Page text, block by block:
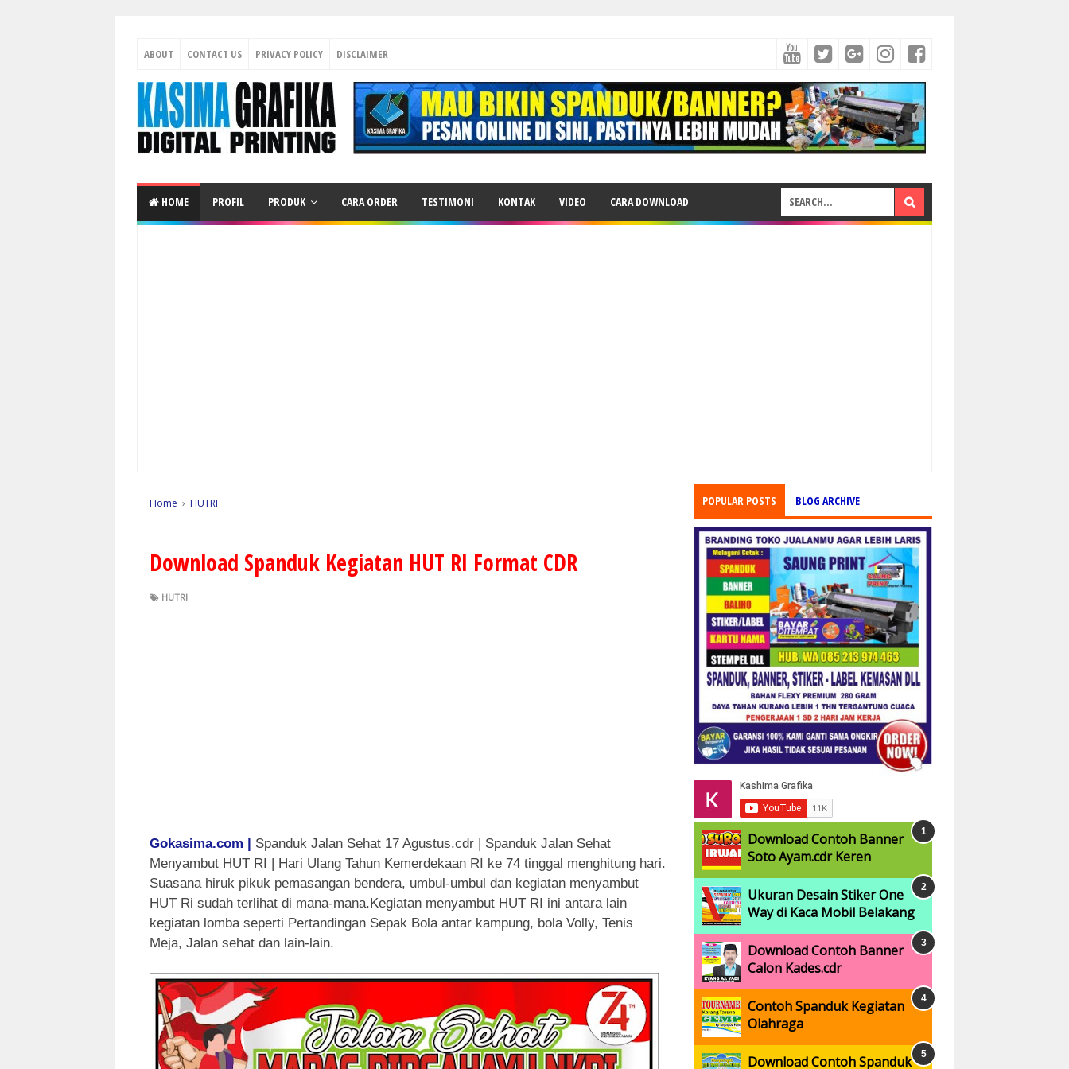
ABOUT CONTACT US PRIVACY POLICY DISCLAIMER
HOME PROFIL PRODUK CARA ORDER TESTIMONI KONTAK VIDEO CARA DOWNLOAD
Home › HUTRI
Download Spanduk Kegiatan HUT RI Format CDR
HUTRI
Gokasima.com | Spanduk Jalan Sehat 17 Agustus.cdr | Spanduk Jalan Sehat
Menyambut HUT RI | Hari Ulang Tahun Kemerdekaan RI ke 74 tinggal menghitung hari.
Suasana hiruk pikuk pemasangan bendera, umbul-umbul dan kegiatan menyambut
HUT Ri sudah terlihat di mana-mana.Kegiatan menyambut HUT RI ini antara lain
kegiatan lomba seperti Pertandingan Sepak Bola antar kampung, bola Volly, Tenis
Meja, Jalan sehat dan lain-lain.
POPULAR POSTS BLOG ARCHIVE
Download Contoh Banner
Soto Ayam.cdr Keren
Ukuran Desain Stiker One
Way di Kaca Mobil Belakang
Download Contoh Banner
Calon Kades.cdr
Contoh Spanduk Kegiatan
Olahraga
Download Contoh Spanduk